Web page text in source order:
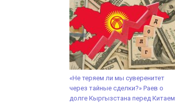
«Не теряем ли мы суверенитет
через тайные сделки?» Раев о
долге Кыргызстана перед Китаем